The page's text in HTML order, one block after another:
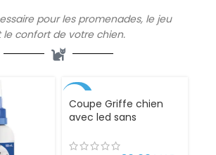
pour les promenades, le jeu
le confort de votre chien.
Coupe Griffe chien
avec led sans
X5, idéal pour couper